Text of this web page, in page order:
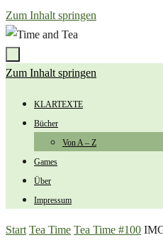
Zum Inhalt springen
Zum Inhalt springen
KLARTEXTE
Bücher
Von A – Z
Games
Über
Impressum
Start Tea Time Tea Time #100